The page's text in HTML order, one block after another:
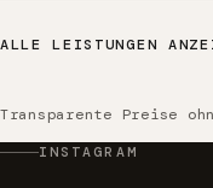
ALLE LEISTUNGEN
Transparente Preise
INSTAGRAM